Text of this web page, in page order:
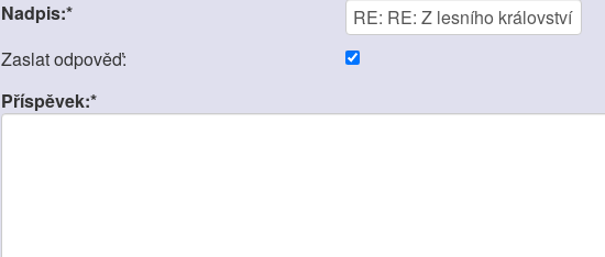
Nadpis:*
Zaslat odpověď:
Příspěvek:*